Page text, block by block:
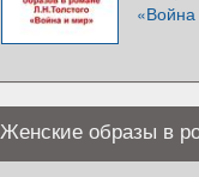
Женские образы в